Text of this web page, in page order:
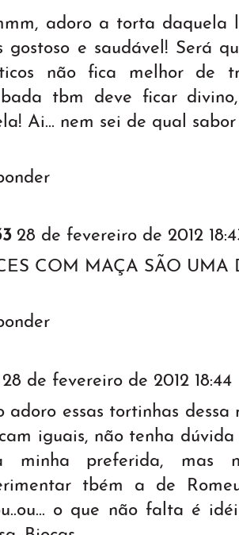
adoro a torta daquela
gostoso e saudável! Será
não fica melhor de
tbm deve ficar
Ai... nem sei de qual
28 de fevereiro de 2012
COM MAÇA SÃO UMA
28 de fevereiro de 2012 18:44
adoro essas tortinhas
iguais, não tenha
minha preferida, mas
tbém a de
o que não falta é